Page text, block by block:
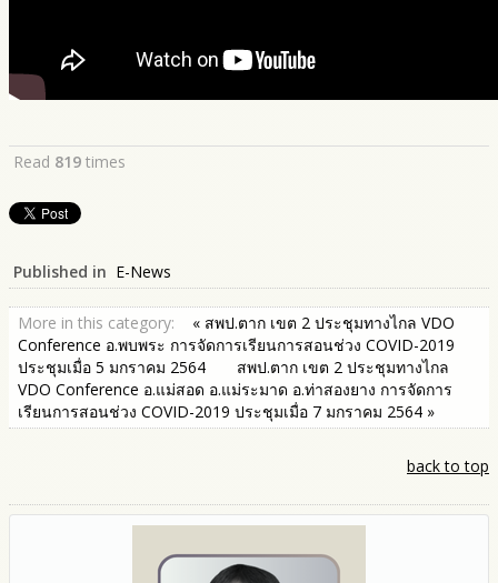
Read 819 times
Published in E-News
More in this category:
« สพป.ตาก เขต 2 ประชุมทางไกล VDO
Conference อ.พบพระ การจัดการเรียนการสอนช่วง COVID-2019
ประชุมเมื่อ 5 มกราคม 2564
สพป.ตาก เขต 2 ประชุมทางไกล
VDO Conference อ.แม่สอด อ.แม่ระมาด อ.ท่าสองยาง การจัดการ
เรียนการสอนช่วง COVID-2019 ประชุมเมื่อ 7 มกราคม 2564 »
back to top